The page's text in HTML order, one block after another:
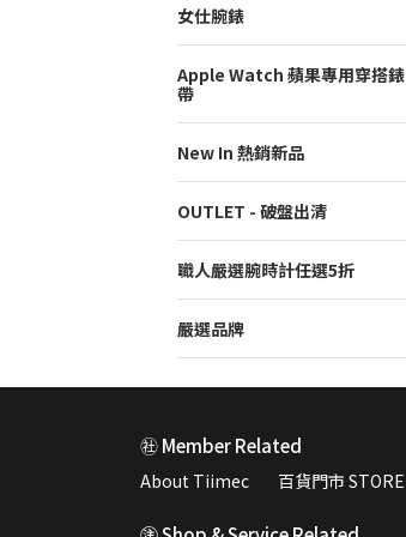
女仕腕錶
Apple Watch 蘋果專用穿搭錶
帶
New In 熱銷新品
OUTLET - 破盤出清
職人嚴選腕時計任選5折
嚴選品牌
㊓ Member Related
About Tiimec 百貨門市 STORE